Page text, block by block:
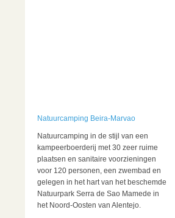
Natuurcamping Beira-Marvao
Natuurcamping in de stijl van een
kampeerboerderij met 30 zeer ruime
plaatsen en sanitaire voorzieningen
voor 120 personen, een zwembad en
gelegen in het hart van het beschemde
Natuurpark Serra de Sao Mamede in
het Noord-Oosten van Alentejo.